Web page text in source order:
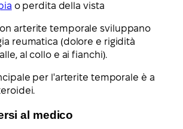
o perdita della vista
arterite temporale sviluppano
reumatica (dolore e rigidità
al collo e ai fianchi).
per l'arterite temporale è a
al medico